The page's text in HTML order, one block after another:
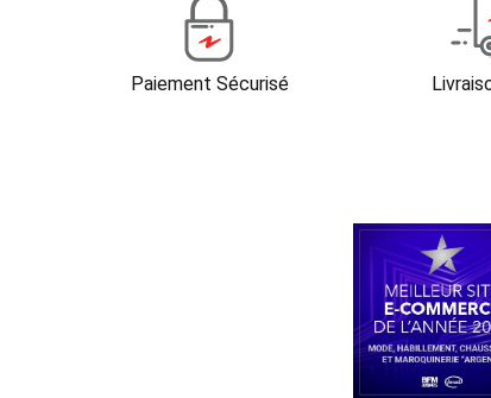
Paiement Sécurisé